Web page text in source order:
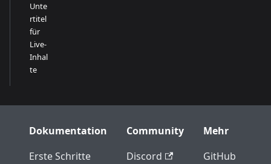
Unte
rtitel
für
Live-
Inhal
te
Dokumentation
Erste Schritte
Community
Discord
Mehr
GitHub